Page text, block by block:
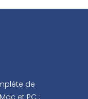
de